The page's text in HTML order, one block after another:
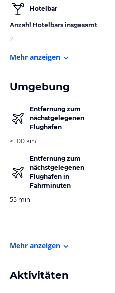
Hotelbar
Anzahl Hotelbars insgesamt
2
Mehr anzeigen
Umgebung
Entfernung zum
nächstgelegenen
Flughafen
< 100 km
Entfernung zum
nächstgelegenen
Flughafen in
Fahrminuten
55 min
Mehr anzeigen
Aktivitäten